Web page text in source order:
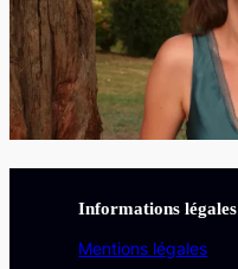
Informations légales
Mentions légales